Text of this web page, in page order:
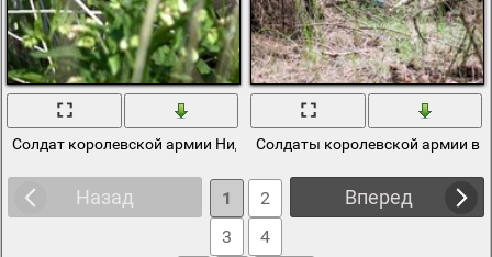
Солдат королевской армии Нидерландов с оружием
Солдаты королевской армии в
Назад Вперед
1
2
3
4